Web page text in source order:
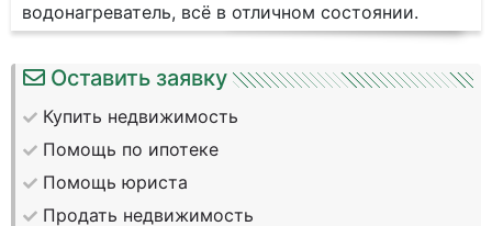
водонагреватель, всё в отличном состоянии.
Оставить заявку
Купить недвижимость
Помощь по ипотеке
Помощь юриста
Продать недвижимость